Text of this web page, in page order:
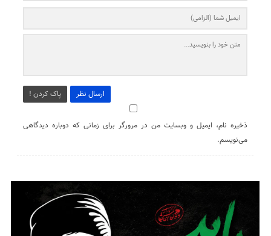
ارسال نظر پاک کردن !
ذخیره نام، ایمیل و وبسایت من در مرورگر برای زمانی که دوباره دیدگاهی
می‌نویسم.